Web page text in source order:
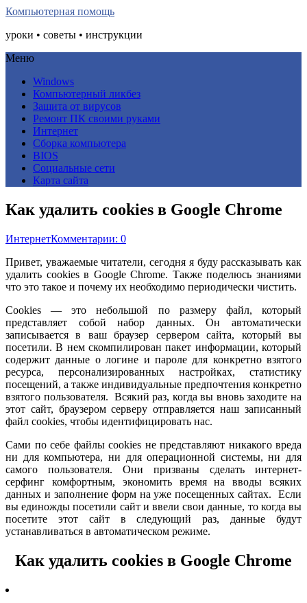
Компьютерная помощь
уроки • советы • инструкции
Меню
Windows
Компьютерный ликбез
Защита от вирусов
Ремонт ПК своими руками
Интернет
Сборка компьютера
BIOS
Социальные сети
Карта сайта
Как удалить cookies в Google Chrome
ИнтернетКомментарии: 0
Привет, уважаемые читатели, сегодня я буду рассказывать как
удалить cookies в Google Chrome. Также поделюсь знаниями
что это такое и почему их необходимо периодически чистить.
Cookies — это небольшой по размеру файл, который
представляет собой набор данных. Он автоматически
записывается в ваш браузер сервером сайта, который вы
посетили. В нем скомпилирован пакет информации, который
содержит данные о логине и пароле для конкретно взятого
ресурса, персонализированных настройках, статистику
посещений, а также индивидуальные предпочтения конкретно
взятого пользователя. Всякий раз, когда вы вновь заходите на
этот сайт, браузером серверу отправляется наш записанный
файл cookies, чтобы идентифицировать нас.
Сами по себе файлы cookies не представляют никакого вреда
ни для компьютера, ни для операционной системы, ни для
самого пользователя. Они призваны сделать интернет-
серфинг комфортным, экономить время на вводы всяких
данных и заполнение форм на уже посещенных сайтах. Если
вы единожды посетили сайт и ввели свои данные, то когда вы
посетите этот сайт в следующий раз, данные будут
устанавливаться в автоматическом режиме.
Как удалить cookies в Google Chrome